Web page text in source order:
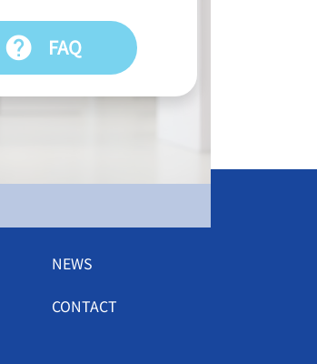
help FAQ
NEWS
CONTACT